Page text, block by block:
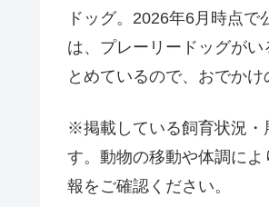
ドッグ。2026年6月時点
は、プレーリードッグが
とめているので、おでかけ
※掲載している飼育状況・
す。動物の移動や体調に
報をご確認ください。